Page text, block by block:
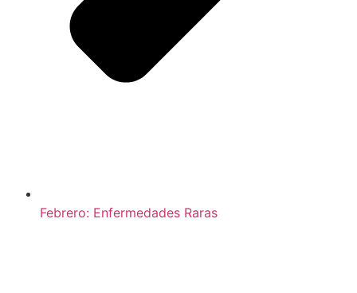
Febrero: Enfermedades Raras